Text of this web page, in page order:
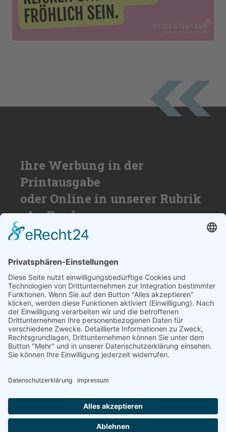
Ihre Werbung in der
Printausgabe
oder Online in unserer Rubrik
»An Bord«
Nutzen Sie die Reichweite von über
50.000 Haushalten für Ihren Erfolg. Wir
beraten Sie gerne und erstellen ihnen ein
individuelles Angebot.
SCHREIBEN SIE UNS
© 2026medienzentrum-stade.de
Barrierefreiheitserklärung
Impressum
Datenschutzerklärung